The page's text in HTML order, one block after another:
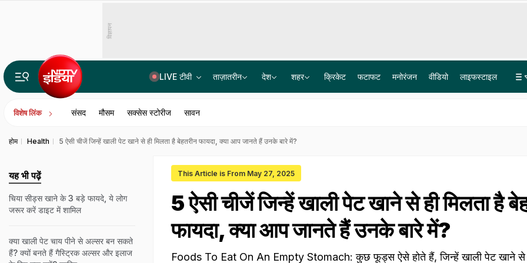
विज्ञापन
LIVE टीवी ताज़ातरीन देश शहर क्रिकेट फटाफट मनोरंजन वीडियो लाइफस्टाइल
विशेष लिंक संसद मौसम सक्सेस स्टोरीज सावन
होम Health 5 ऐसी चीजें जिन्हें खाली पेट खाने से ही मिलता है बेहतरीन फायदा, क्या आप जानते हैं उनके बारे में?
This Article is From May 27, 2025
5 ऐसी चीजें जिन्हें खाली पेट खाने से ही मिलता है
फायदा, क्या आप जानते हैं उनके बारे में?
Foods To Eat On An Empty Stomach: कुछ फूड्स ऐसे होते हैं, जिन्हें खाली पेट खाने
यह भी पढ़ें
चिया सीड्स खाने के 3 बड़े फायदे, ये लोग
जरूर करें डाइट में शामिल
क्या खाली पेट चाय पीने से अल्सर बन सकते
हैं? क्यों बनते हैं गैस्ट्रिक अल्सर और इलाज